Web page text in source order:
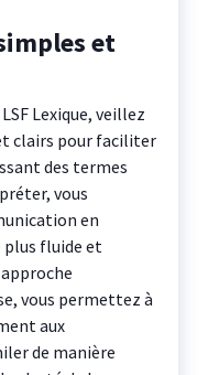
et
Lexique, veillez
clairs pour faciliter
des termes
vous
en
plus fluide et
vous permettez à
aux
de manière